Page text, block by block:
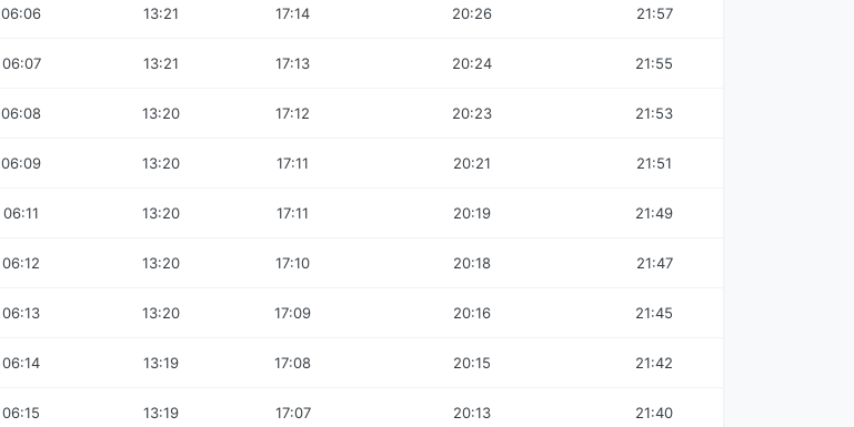
06:06 13:21 17:14 20:26 21:57
06:07 13:21 17:13 20:24 21:55
06:08 13:20 17:12 20:23 21:53
06:09 13:20 17:11 20:21 21:51
06:11 13:20 17:11 20:19 21:49
06:12 13:20 17:10 20:18 21:47
06:13 13:20 17:09 20:16 21:45
06:14 13:19 17:08 20:15 21:42
06:15 13:19 17:07 20:13 21:40